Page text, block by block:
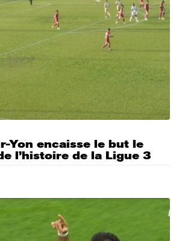
Yon encaisse le but le
l’histoire de la Ligue 3